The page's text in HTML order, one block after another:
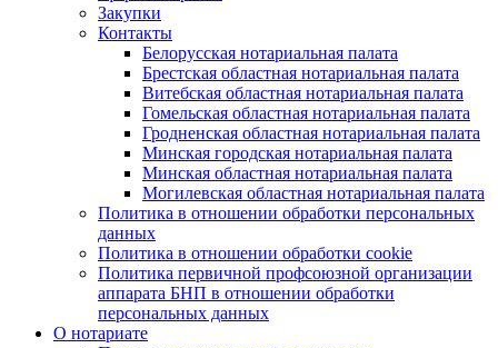
Закупки
Контакты
Белорусская нотариальная палата
Брестская областная нотариальная палата
Витебская областная нотариальная палата
Гомельская областная нотариальная палата
Гродненская областная нотариальная палата
Минская городская нотариальная палата
Минская областная нотариальная палата
Могилевская областная нотариальная палата
Политика в отношении обработки персональных
данных
Политика в отношении обработки cookie
Политика первичной профсоюзной организации
аппарата БНП в отношении обработки
персональных данных
О нотариате